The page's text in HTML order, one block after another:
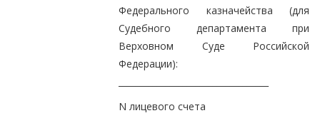
Федерального казначейства (для
Судебного департамента при
Верховном Суде Российской
Федерации):
N лицевого счета